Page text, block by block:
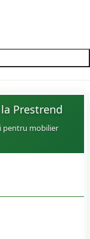
Prestrend
pentru mobilier